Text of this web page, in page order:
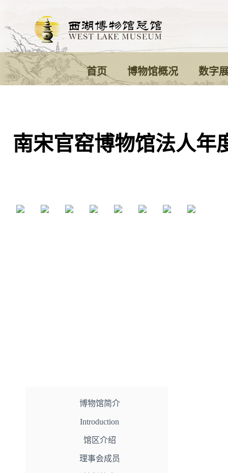
首页 博物馆概况 数字
南宋官窑博物馆法人年
博物馆简介
Introduction
馆区介绍
理事会成员